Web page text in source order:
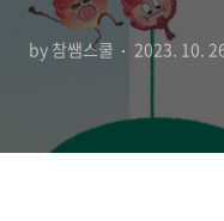
by 참쌤스쿨 2023. 10.